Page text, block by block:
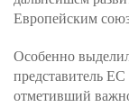
Европейским
Особенно
представитель
отметивший